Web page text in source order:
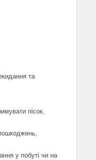
та
пісок,
у побуті чи на